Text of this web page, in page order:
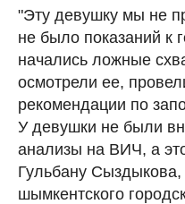
"Эту девушку мы не
не было показаний к
начались ложные
осмотрели ее,
рекомендации по
У девушки не были
анализы на ВИЧ, а
Гульбану
шымкентского